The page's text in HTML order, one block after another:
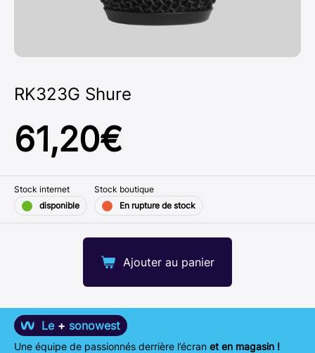
RK323G Shure
61,20€
Ajouter au panier
Stock internet
disponible
Stock boutique
En rupture de stock
Le + sonowest
Une équipe de passionnés derrière l’écran et en magasin !